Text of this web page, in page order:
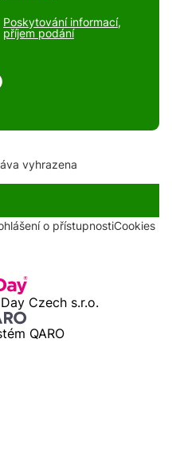
Poskytování informací,
příjem podání
vyhrazena
o přístupnostiCookies
Czech s.r.o.
QARO